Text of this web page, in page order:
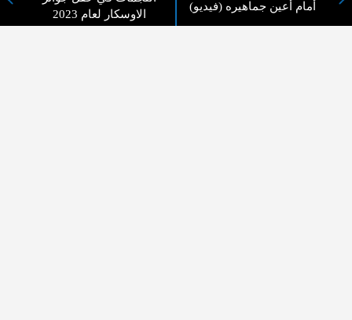
لا يوجد مقالات
أبرز اتجاهات الجمال بأسلوب